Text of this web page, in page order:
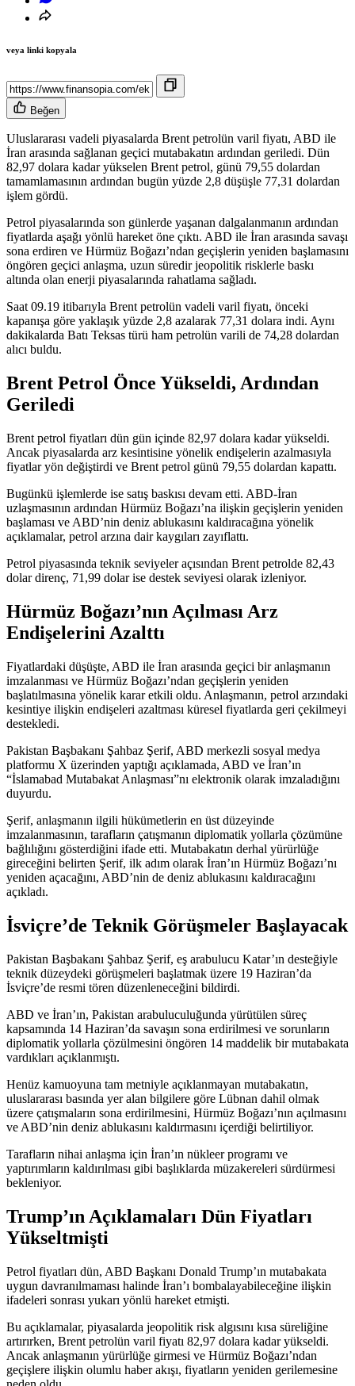
veya linki kopyala
Beğen
Uluslararası vadeli piyasalarda Brent petrolün varil fiyatı, ABD ile
İran arasında sağlanan geçici mutabakatın ardından geriledi. Dün
82,97 dolara kadar yükselen Brent petrol, günü 79,55 dolardan
tamamlamasının ardından bugün yüzde 2,8 düşüşle 77,31 dolardan
işlem gördü.
Petrol piyasalarında son günlerde yaşanan dalgalanmanın ardından
fiyatlarda aşağı yönlü hareket öne çıktı. ABD ile İran arasında savaşı
sona erdiren ve Hürmüz Boğazı’ndan geçişlerin yeniden başlamasını
öngören geçici anlaşma, uzun süredir jeopolitik risklerle baskı
altında olan enerji piyasalarında rahatlama sağladı.
Saat 09.19 itibarıyla Brent petrolün vadeli varil fiyatı, önceki
kapanışa göre yaklaşık yüzde 2,8 azalarak 77,31 dolara indi. Aynı
dakikalarda Batı Teksas türü ham petrolün varili de 74,28 dolardan
alıcı buldu.
Brent Petrol Önce Yükseldi, Ardından
Geriledi
Brent petrol fiyatları dün gün içinde 82,97 dolara kadar yükseldi.
Ancak piyasalarda arz kesintisine yönelik endişelerin azalmasıyla
fiyatlar yön değiştirdi ve Brent petrol günü 79,55 dolardan kapattı.
Bugünkü işlemlerde ise satış baskısı devam etti. ABD-İran
uzlaşmasının ardından Hürmüz Boğazı’na ilişkin geçişlerin yeniden
başlaması ve ABD’nin deniz ablukasını kaldıracağına yönelik
açıklamalar, petrol arzına dair kaygıları zayıflattı.
Petrol piyasasında teknik seviyeler açısından Brent petrolde 82,43
dolar direnç, 71,99 dolar ise destek seviyesi olarak izleniyor.
Hürmüz Boğazı’nın Açılması Arz
Endişelerini Azalttı
Fiyatlardaki düşüşte, ABD ile İran arasında geçici bir anlaşmanın
imzalanması ve Hürmüz Boğazı’ndan geçişlerin yeniden
başlatılmasına yönelik karar etkili oldu. Anlaşmanın, petrol arzındaki
kesintiye ilişkin endişeleri azaltması küresel fiyatlarda geri çekilmeyi
destekledi.
Pakistan Başbakanı Şahbaz Şerif, ABD merkezli sosyal medya
platformu X üzerinden yaptığı açıklamada, ABD ve İran’ın
“İslamabad Mutabakat Anlaşması”nı elektronik olarak imzaladığını
duyurdu.
Şerif, anlaşmanın ilgili hükümetlerin en üst düzeyinde
imzalanmasının, tarafların çatışmanın diplomatik yollarla çözümüne
bağlılığını gösterdiğini ifade etti. Mutabakatın derhal yürürlüğe
gireceğini belirten Şerif, ilk adım olarak İran’ın Hürmüz Boğazı’nı
yeniden açacağını, ABD’nin de deniz ablukasını kaldıracağını
açıkladı.
İsviçre’de Teknik Görüşmeler Başlayacak
Pakistan Başbakanı Şahbaz Şerif, eş arabulucu Katar’ın desteğiyle
teknik düzeydeki görüşmeleri başlatmak üzere 19 Haziran’da
İsviçre’de resmi tören düzenleneceğini bildirdi.
ABD ve İran’ın, Pakistan arabuluculuğunda yürütülen süreç
kapsamında 14 Haziran’da savaşın sona erdirilmesi ve sorunların
diplomatik yollarla çözülmesini öngören 14 maddelik bir mutabakata
vardıkları açıklanmıştı.
Henüz kamuoyuna tam metniyle açıklanmayan mutabakatın,
uluslararası basında yer alan bilgilere göre Lübnan dahil olmak
üzere çatışmaların sona erdirilmesini, Hürmüz Boğazı’nın açılmasını
ve ABD’nin deniz ablukasını kaldırmasını içerdiği belirtiliyor.
Tarafların nihai anlaşma için İran’ın nükleer programı ve
yaptırımların kaldırılması gibi başlıklarda müzakereleri sürdürmesi
bekleniyor.
Trump’ın Açıklamaları Dün Fiyatları
Yükseltmişti
Petrol fiyatları dün, ABD Başkanı Donald Trump’ın mutabakata
uygun davranılmaması halinde İran’ı bombalayabileceğine ilişkin
ifadeleri sonrası yukarı yönlü hareket etmişti.
Bu açıklamalar, piyasalarda jeopolitik risk algısını kısa süreliğine
artırırken, Brent petrolün varil fiyatı 82,97 dolara kadar yükseldi.
Ancak anlaşmanın yürürlüğe girmesi ve Hürmüz Boğazı’ndan
geçişlere ilişkin olumlu haber akışı, fiyatların yeniden gerilemesine